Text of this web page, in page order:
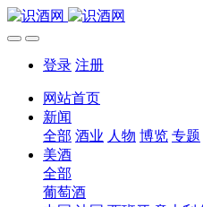
登录 注册
网站首页
新闻
全部 酒业 人物 博览 专题
美酒
全部
葡萄酒